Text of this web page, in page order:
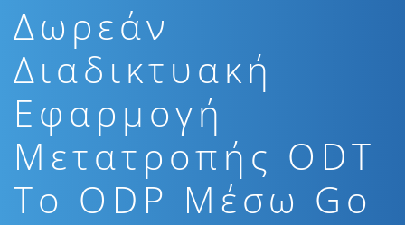
Δωρεάν
Διαδικτυακή
Εφαρμογή
Μετατροπής ODT
To ODP Μέσω Go